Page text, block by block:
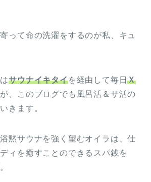
って命の洗濯をするのが私、キュ
サウナイキタイを経由して毎日Ｘ
、このブログでも風呂活＆サ活の
きます。
黙サウナを強く望むオイラは、仕
ィを癒すことのできるスパ銭を